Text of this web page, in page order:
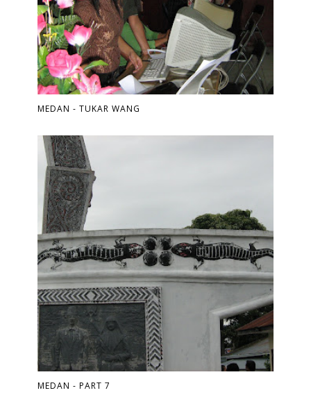
MEDAN - TUKAR WANG
MEDAN - PART 7